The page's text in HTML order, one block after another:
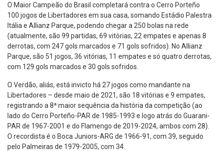
O Maior Campeão do Brasil completará contra o Cerro Porteño
100 jogos de Libertadores em sua casa, somando Estádio Palestra
Itália e Allianz Parque, podendo chegar a 250 bolas na rede
(atualmente, são 99 partidas, 69 vitórias, 22 empates e apenas 8
derrotas, com 247 gols marcados e 71 gols sofridos). No Allianz
Parque, são 51 jogos, 36 vitórias, 11 empates e só quatro derrotas,
com 129 gols marcados e 30 gols sofridos.
O Verdão, aliás, está invicto há 27 jogos como mandante na
Libertadores – desde maio de 2021, são 18 vitórias e 9 empates,
registrando a 8ª maior sequência da história da competição (ao
lado do Cerro Porteño-PAR de 1985-1993 e logo atrás do Guarani-
PAR de 1967-2001 e do Flamengo de 2019-2024, ambos com 28).
O recordista é o Boca Juniors-ARG de 1966-91, com 39, seguido
pelo Palmeiras de 1979-2005, com 34.